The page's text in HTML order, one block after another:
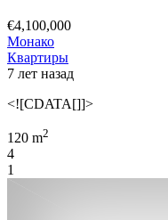
€4,100,000
Монако
Квартиры
7 лет назад
<![CDATA[]]>
120 m2
4
1